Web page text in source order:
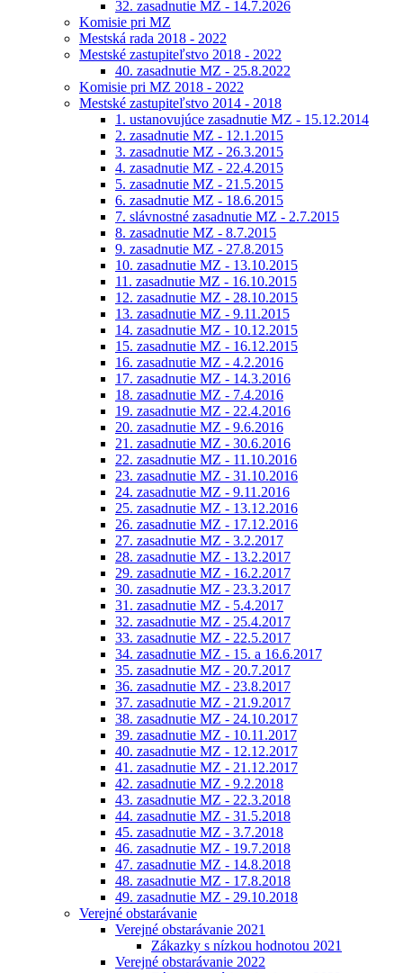
32. zasadnutie MZ - 14.7.2026
Komisie pri MZ
Mestská rada 2018 - 2022
Mestské zastupiteľstvo 2018 - 2022
40. zasadnutie MZ - 25.8.2022
Komisie pri MZ 2018 - 2022
Mestské zastupiteľstvo 2014 - 2018
1. ustanovujúce zasadnutie MZ - 15.12.2014
2. zasadnutie MZ - 12.1.2015
3. zasadnutie MZ - 26.3.2015
4. zasadnutie MZ - 22.4.2015
5. zasadnutie MZ - 21.5.2015
6. zasadnutie MZ - 18.6.2015
7. slávnostné zasadnutie MZ - 2.7.2015
8. zasadnutie MZ - 8.7.2015
9. zasadnutie MZ - 27.8.2015
10. zasadnutie MZ - 13.10.2015
11. zasadnutie MZ - 16.10.2015
12. zasadnutie MZ - 28.10.2015
13. zasadnutie MZ - 9.11.2015
14. zasadnutie MZ - 10.12.2015
15. zasadnutie MZ - 16.12.2015
16. zasadnutie MZ - 4.2.2016
17. zasadnutie MZ - 14.3.2016
18. zasadnutie MZ - 7.4.2016
19. zasadnutie MZ - 22.4.2016
20. zasadnutie MZ - 9.6.2016
21. zasadnutie MZ - 30.6.2016
22. zasadnutie MZ - 11.10.2016
23. zasadnutie MZ - 31.10.2016
24. zasadnutie MZ - 9.11.2016
25. zasadnutie MZ - 13.12.2016
26. zasadnutie MZ - 17.12.2016
27. zasadnutie MZ - 3.2.2017
28. zasadnutie MZ - 13.2.2017
29. zasadnutie MZ - 16.2.2017
30. zasadnutie MZ - 23.3.2017
31. zasadnutie MZ - 5.4.2017
32. zasadnutie MZ - 25.4.2017
33. zasadnutie MZ - 22.5.2017
34. zasadnutie MZ - 15. a 16.6.2017
35. zasadnutie MZ - 20.7.2017
36. zasadnutie MZ - 23.8.2017
37. zasadnutie MZ - 21.9.2017
38. zasadnutie MZ - 24.10.2017
39. zasadnutie MZ - 10.11.2017
40. zasadnutie MZ - 12.12.2017
41. zasadnutie MZ - 21.12.2017
42. zasadnutie MZ - 9.2.2018
43. zasadnutie MZ - 22.3.2018
44. zasadnutie MZ - 31.5.2018
45. zasadnutie MZ - 3.7.2018
46. zasadnutie MZ - 19.7.2018
47. zasadnutie MZ - 14.8.2018
48. zasadnutie MZ - 17.8.2018
49. zasadnutie MZ - 29.10.2018
Verejné obstarávanie
Verejné obstarávanie 2021
Zákazky s nízkou hodnotou 2021
Verejné obstarávanie 2022